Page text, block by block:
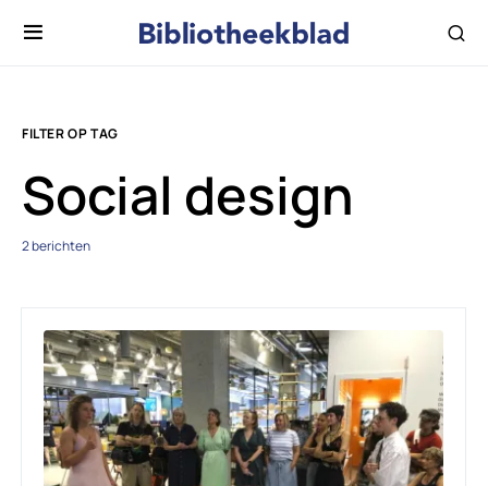
FILTER OP TAG
Social design
2 berichten